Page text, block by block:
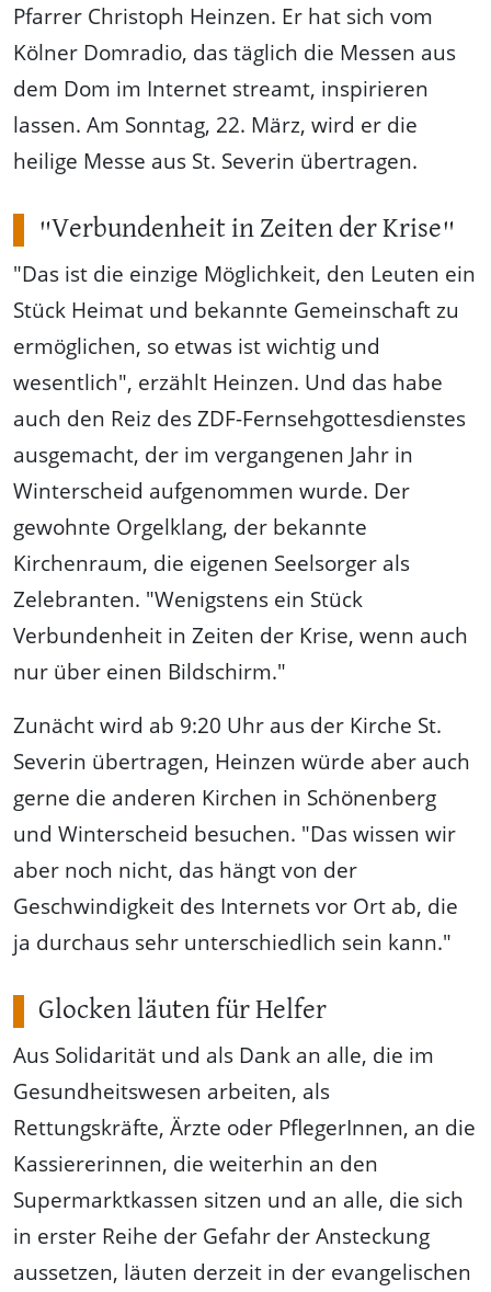
Pfarrer Christoph Heinzen. Er hat sich vom
Kölner Domradio, das täglich die Messen aus
dem Dom im Internet streamt, inspirieren
lassen. Am Sonntag, 22. März, wird er die
heilige Messe aus St. Severin übertragen.
"Verbundenheit in Zeiten der Krise"
"Das ist die einzige Möglichkeit, den Leuten ein
Stück Heimat und bekannte Gemeinschaft zu
ermöglichen, so etwas ist wichtig und
wesentlich", erzählt Heinzen. Und das habe
auch den Reiz des ZDF-Fernsehgottesdienstes
ausgemacht, der im vergangenen Jahr in
Winterscheid aufgenommen wurde. Der
gewohnte Orgelklang, der bekannte
Kirchenraum, die eigenen Seelsorger als
Zelebranten. "Wenigstens ein Stück
Verbundenheit in Zeiten der Krise, wenn auch
nur über einen Bildschirm."
Zunächt wird ab 9:20 Uhr aus der Kirche St.
Severin übertragen, Heinzen würde aber auch
gerne die anderen Kirchen in Schönenberg
und Winterscheid besuchen. "Das wissen wir
aber noch nicht, das hängt von der
Geschwindigkeit des Internets vor Ort ab, die
ja durchaus sehr unterschiedlich sein kann."
Glocken läuten für Helfer
Aus Solidarität und als Dank an alle, die im
Gesundheitswesen arbeiten, als
Rettungskräfte, Ärzte oder PflegerInnen, an die
Kassiererinnen, die weiterhin an den
Supermarktkassen sitzen und an alle, die sich
in erster Reihe der Gefahr der Ansteckung
aussetzen, läuten derzeit in der evangelischen